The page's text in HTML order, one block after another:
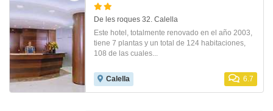
De les roques 32. Calella
Este hotel, totalmente renovado en el año 2003,
tiene 7 plantas y un total de 124 habitaciones,
108 de las cuales...
Calella 6.7